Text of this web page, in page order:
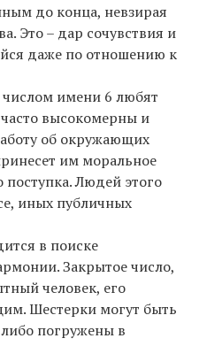
до конца, невзирая
Это – дар сочувствия и
даже по отношению к
имени 6 любят
высокомерны и
об окружающих
им моральное
поступка. Людей этого
иных публичных
в поиске
Закрытое число,
человек, его
Шестерки могут быть
погружены в